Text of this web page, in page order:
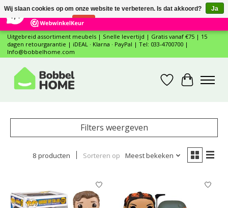
12 Reviews ×
Uitgebreid assortiment meubels | Snelle levertijd | Gratis vanaf €75 | 15
dagen retourgarantie | iDEAL · Klarna · PayPal | Tel: 033-4700700 |
Info@bobbelhome.com
Verlanglijst
Filters weergeven
8 producten Sorteren op Meest bekeken
Wij slaan cookies op om onze website te verbeteren. Is dat akkoord?
Ja
Nee